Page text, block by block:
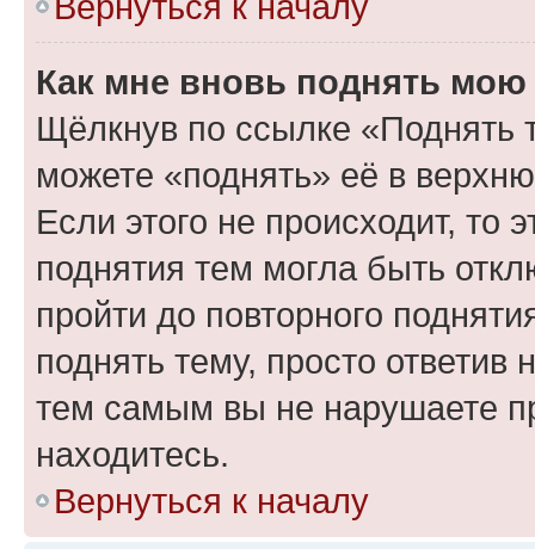
Как мне вновь поднять мою
Щёлкнув по ссылке «Поднять
можете «поднять» её в
Если этого не происходит, то
поднятия тем могла быть
пройти до повторного
поднять тему, просто ответив
тем самым вы не нарушаете
находитесь.
Вернуться к началу